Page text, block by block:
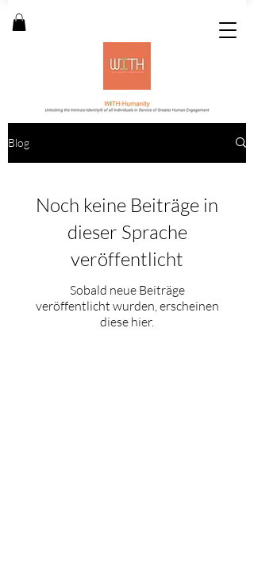
Blog
Noch keine Beiträge in
dieser Sprache
veröffentlicht
Sobald neue Beiträge
veröffentlicht wurden, erscheinen
diese hier.